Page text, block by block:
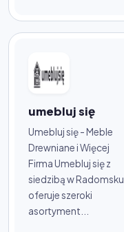
umebluj się
Umebluj się - Meble
Drewniane i Więcej
Firma Umebluj się z
siedzibą w Radomsku
oferuje szeroki
asortyment...